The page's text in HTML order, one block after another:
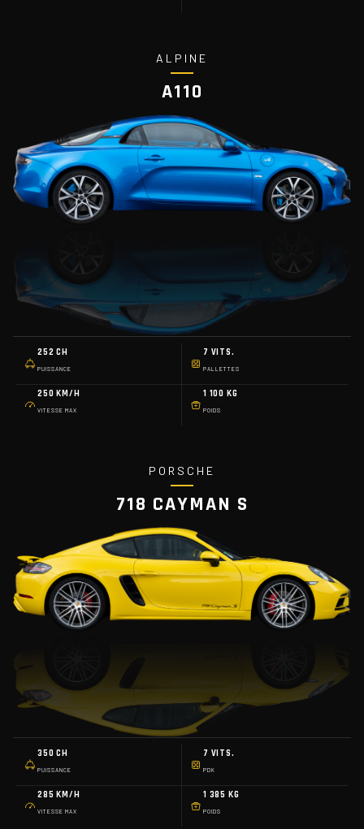
ALPINE
A110
252 CH
PUISSANCE
7 VITS.
PALLETTES
250 KM/H
VITESSE MAX
1 100 KG
POIDS
PORSCHE
718 CAYMAN S
350 CH
PUISSANCE
7 VITS.
PDK
285 KM/H
VITESSE MAX
1 385 KG
POIDS